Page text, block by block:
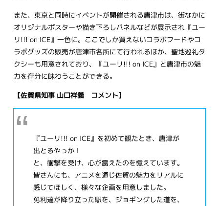
また、東京と同時にイベントが開催される唐津市は、街なかに
オリジナルポスターや描き下ろしパネルなどが展示され『ユー
リ!!! on ICE』一色に。ここでしか買えないコラボフードやコ
ラボグッズの販売が唐津市各所にて行われるほか、聖地巡礼タ
クシーも用意されており、『ユーリ!!! on ICE』と唐津市の魅
力を存分に味わうことができる。
【佐賀県知事 山口祥義 コメント】
『ユーリ!!! on ICE』を初めて観たとき、唐津が
出とるやっか！
と、衝撃を受け、心が震えたのを憶えています。
皆さんにも、アニメを通じ佐賀の魅力をリアルに
感じてほしく、様々な企画を用意しました。
勇利達が降り立った駅を、ジョギングした道を、